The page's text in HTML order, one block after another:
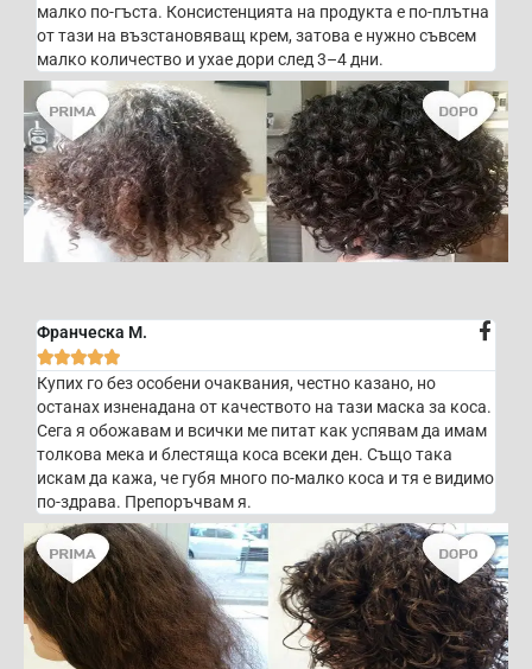
малко по-гъста. Консистенцията на продукта е по-плътна
от тази на възстановяващ крем, затова е нужно съвсем
малко количество и ухае дори след 3–4 дни.
Франческа М.

Купих го без особени очаквания, честно казано, но
останах изненадана от качеството на тази маска за коса.
Сега я обожавам и всички ме питат как успявам да имам
толкова мека и блестяща коса всеки ден. Също така
искам да кажа, че губя много по-малко коса и тя е видимо
по-здрава. Препоръчвам я.